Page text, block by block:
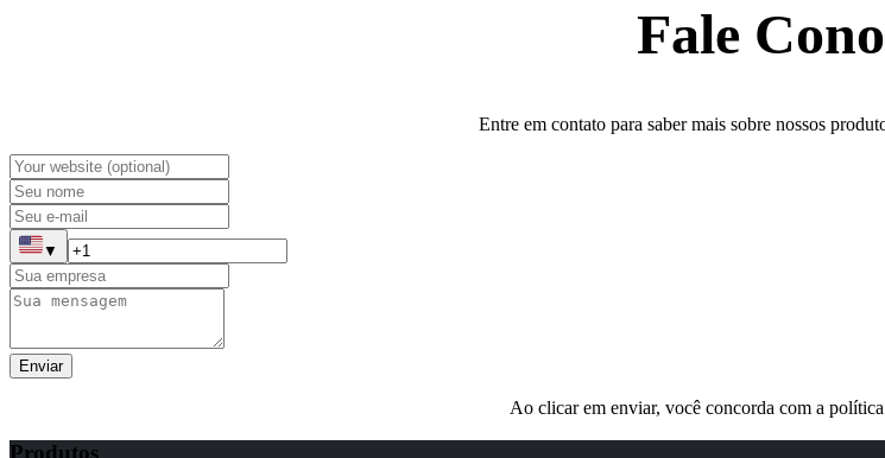
Fale
Entre em contato para saber mais sobre nossos
▼
Enviar
Ao clicar em enviar, você concorda com a
Produtos